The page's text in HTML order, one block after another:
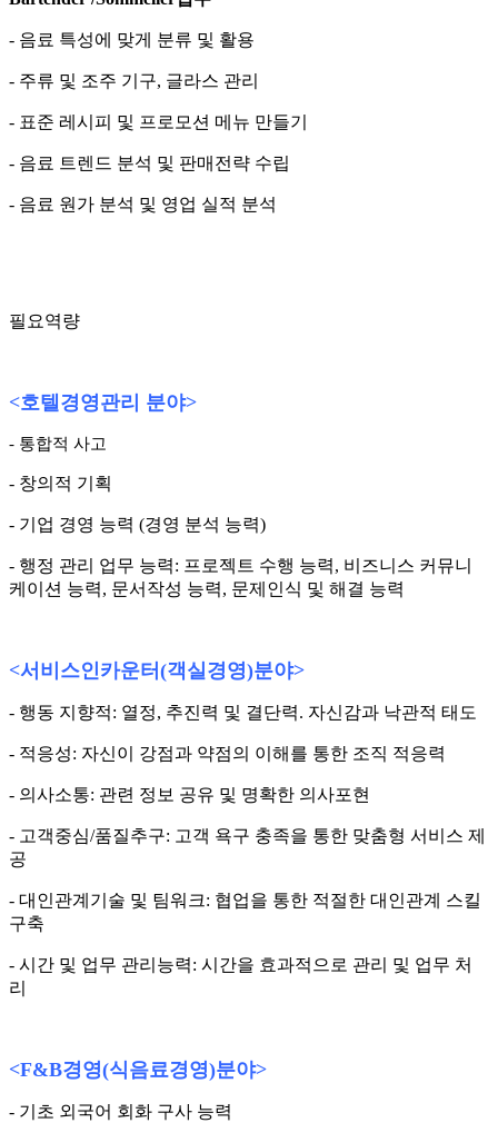
- 음료 특성에 맞게 분류 및 활용
- 주류 및 조주 기구, 글라스 관리
- 표준 레시피 및 프로모션 메뉴 만들기
- 음료 트렌드 분석 및 판매전략 수립
- 음료 원가 분석 및 영업 실적 분석
필요역량
<호텔경영관리 분야>
- 통합적 사고
- 창의적 기획
- 기업 경영 능력 (경영 분석 능력)
- 행정 관리 업무 능력: 프로젝트 수행 능력, 비즈니스 커뮤니
케이션 능력, 문서작성 능력, 문제인식 및 해결 능력
<서비스인카운터 (객실경영)분야>
- 행동 지향적: 열정, 추진력 및 결단력. 자신감과 낙관적 태도
- 적응성: 자신이 강점과 약점의 이해를 통한 조직 적응력
- 의사소통: 관련 정보 공유 및 명확한 의사포현
- 고객중심/품질추구: 고객 욕구 충족을 통한 맞춤형 서비스 제
공
- 대인관계기술 및 팀워크: 협업을 통한 적절한 대인관계 스킬
구축
- 시간 및 업무 관리능력: 시간을 효과적으로 관리 및 업무 처
리
<F&B경영(식음료경영)분야>
- 기초 외국어 회화 구사 능력